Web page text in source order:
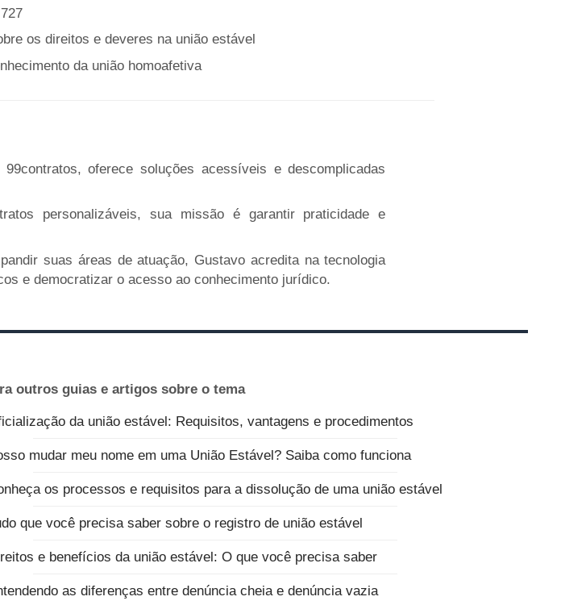
os direitos e deveres na união estável
da união homoafetiva
oferece soluções acessíveis e descomplicadas
personalizáveis, sua missão é garantir praticidade e
suas áreas de atuação, Gustavo acredita na tecnologia
e democratizar o acesso ao conhecimento jurídico.
outros guias e artigos sobre o tema
da união estável: Requisitos, vantagens e procedimentos
mudar meu nome em uma União Estável? Saiba como funciona
os processos e requisitos para a dissolução de uma união estável
que você precisa saber sobre o registro de união estável
e benefícios da união estável: O que você precisa saber
as diferenças entre denúncia cheia e denúncia vazia